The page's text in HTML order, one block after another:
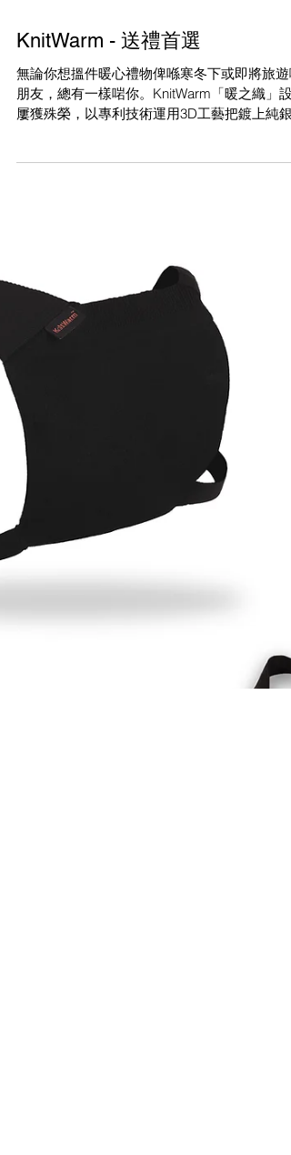
KnitWarm - 送禮首選
無論你想搵件暖心禮物俾喺寒冬下或即將旅遊
朋友，總有一樣啱你。KnitWarm「暖之織」設
屢獲殊榮，以專利技術運用3D工藝把鍍上純銀
導電紗線織入布料，透氣舒適，設計輕便快捷
讓用家隨時隨地保健保暖，感受恍如太陽照射
柔溫。